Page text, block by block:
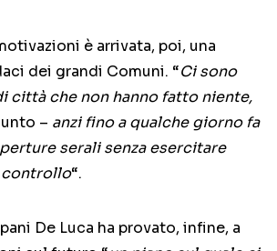
è arrivata, poi, una
dei grandi Comuni. “Ci sono
città che non hanno fatto niente,
– anzi fino a qualche giorno fa
serali senza esercitare
controllo“.
De Luca ha provato, infine, a